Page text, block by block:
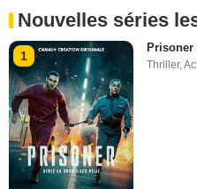
Nouvelles séries
1
Prisoner
Thriller,